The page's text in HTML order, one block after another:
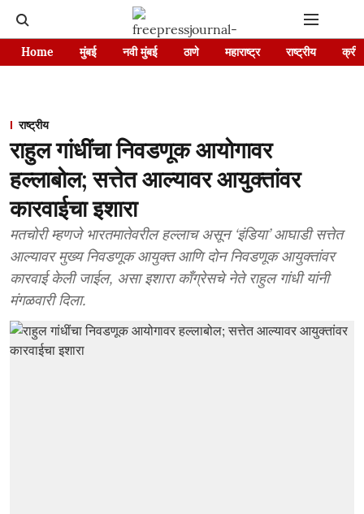
Home मुंबई नवी मुंबई ठाणे महाराष्ट्र राष्ट्रीय
राष्ट्रीय
राहुल गांधींचा निवडणूक आयोगावर
हल्लाबोल; सत्तेत आल्यावर आयुक्तांवर
कारवाईचा इशारा
मतचोरी म्हणजे भारतमातेवरील हल्लाच असून ‘इंडिया’ आघाडी सत्तेत
आल्यावर मुख्य निवडणूक आयुक्त आणि दोन निवडणूक आयुक्तांवर
कारवाई केली जाईल, असा इशारा काँग्रेसचे नेते राहुल गांधी यांनी
मंगळवारी दिला.